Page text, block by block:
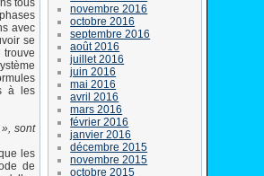
tous
avec
se
trouve
à les
sont
les
de
novembre 2016
octobre 2016
septembre 2016
août 2016
juillet 2016
juin 2016
mai 2016
avril 2016
mars 2016
février 2016
janvier 2016
décembre 2015
novembre 2015
octobre 2015